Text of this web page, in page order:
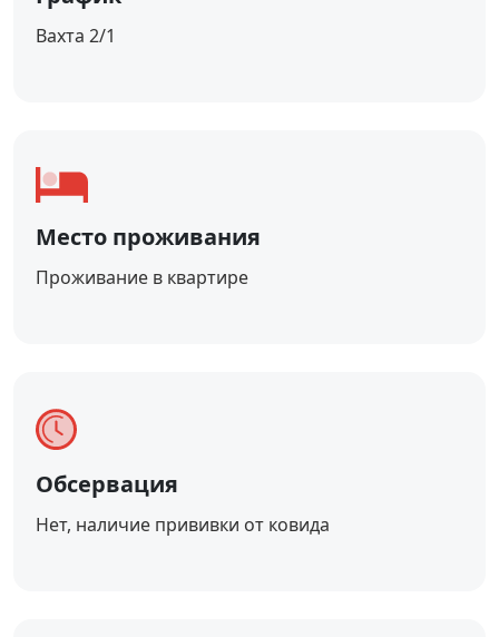
Вахта 2/1
Место проживания
Проживание в квартире
Обсервация
Нет, наличие прививки от ковида